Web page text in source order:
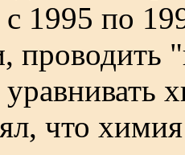
1995 по
проводить
уравнивать
что